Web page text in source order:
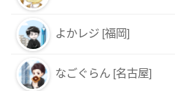
よかレジ [福岡]
なごぐらん [名古屋]